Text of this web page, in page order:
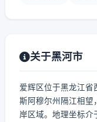
关于黑河市
爱辉区位于黑龙江省
斯阿穆尔州隔江相望
岸区域。地理坐标介